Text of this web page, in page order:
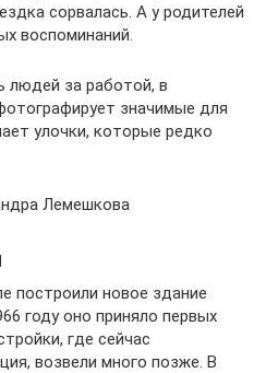
сорвалась. А у родителей
воспоминаний.
людей за работой, в
значимые для
улочки, которые редко
Лемешкова
построили но­вое здание
году оно приняло первых
где сейчас
возвели много позже. В